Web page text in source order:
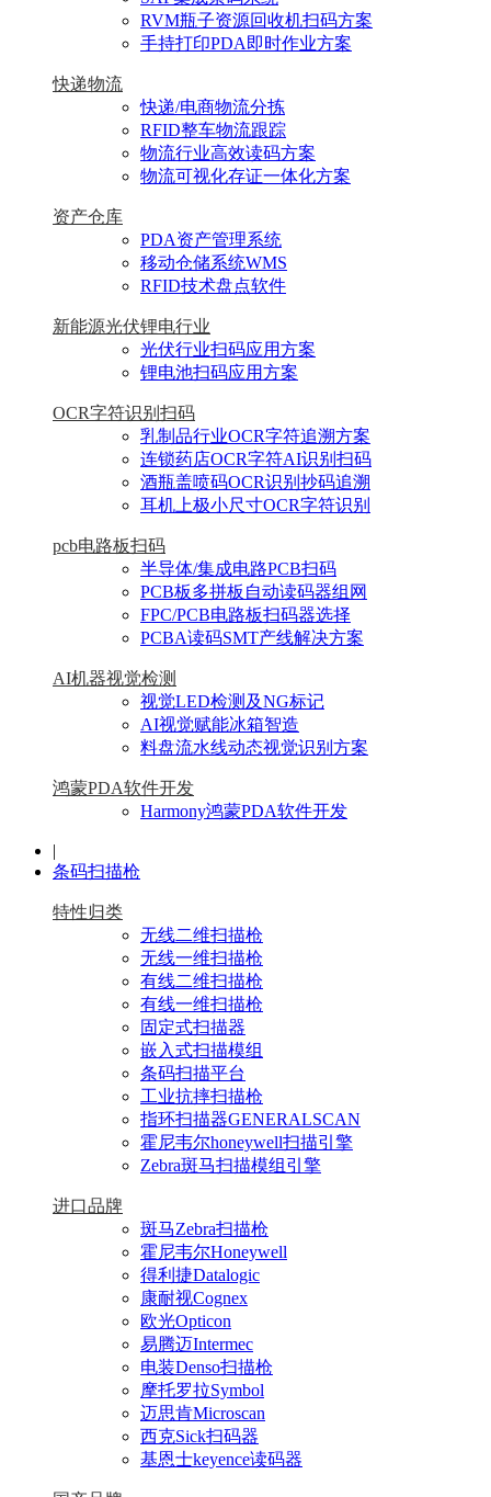
RVM瓶子资源回收机扫码方案
手持打印PDA即时作业方案
快递物流
快递/电商物流分拣
RFID整车物流跟踪
物流行业高效读码方案
物流可视化存证一体化方案
资产仓库
PDA资产管理系统
移动仓储系统WMS
RFID技术盘点软件
新能源光伏锂电行业
光伏行业扫码应用方案
锂电池扫码应用方案
OCR字符识别扫码
乳制品行业OCR字符追溯方案
连锁药店OCR字符AI识别扫码
酒瓶盖喷码OCR识别抄码追溯
耳机上极小尺寸OCR字符识别
pcb电路板扫码
半导体/集成电路PCB扫码
PCB板多拼板自动读码器组网
FPC/PCB电路板扫码器选择
PCBA读码SMT产线解决方案
AI机器视觉检测
视觉LED检测及NG标记
AI视觉赋能冰箱智造
料盘流水线动态视觉识别方案
鸿蒙PDA软件开发
Harmony鸿蒙PDA软件开发
|
条码扫描枪
特性归类
无线二维扫描枪
无线一维扫描枪
有线二维扫描枪
有线一维扫描枪
固定式扫描器
嵌入式扫描模组
条码扫描平台
工业抗摔扫描枪
指环扫描器GENERALSCAN
霍尼韦尔honeywell扫描引擎
Zebra斑马扫描模组引擎
进口品牌
斑马Zebra扫描枪
霍尼韦尔Honeywell
得利捷Datalogic
康耐视Cognex
欧光Opticon
易腾迈Intermec
电装Denso扫描枪
摩托罗拉Symbol
迈思肯Microscan
西克Sick扫码器
基恩士keyence读码器